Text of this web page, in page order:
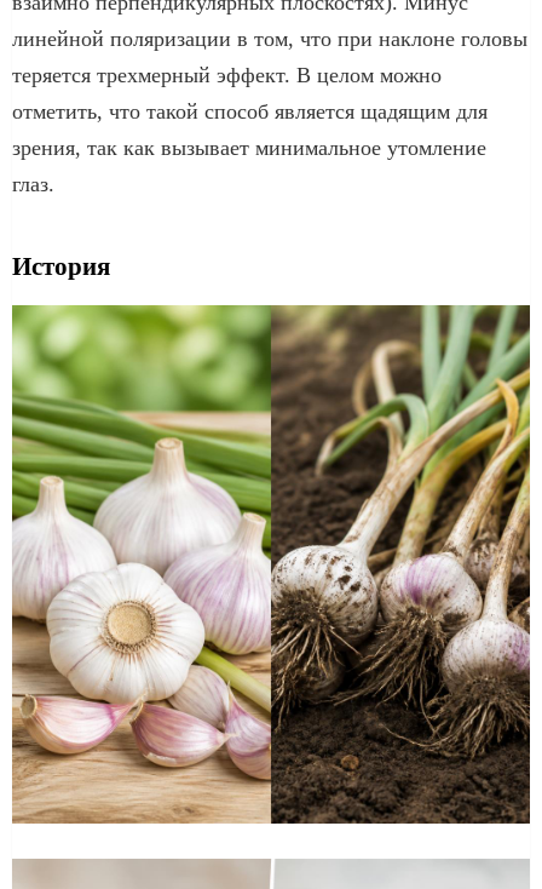
линейной поляризации в том, что при наклоне головы
теряется трехмерный эффект. В целом можно
отметить, что такой способ является щадящим для
зрения, так как вызывает минимальное утомление
глаз.
История